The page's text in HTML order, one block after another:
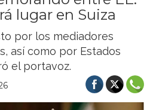
lugar en Suiza
por los mediadores
así como por Estados
el portavoz.